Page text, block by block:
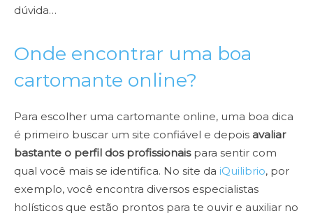
dúvida…
Onde encontrar uma boa
cartomante online?
Para escolher uma cartomante online, uma boa dica
é primeiro buscar um site confiável e depois avaliar
bastante o perfil dos profissionaispara sentir com
qual você mais se identifica. No site da iQuilibrio, por
exemplo, você encontra diversos especialistas
holísticos que estão prontos para te ouvir e auxiliar no